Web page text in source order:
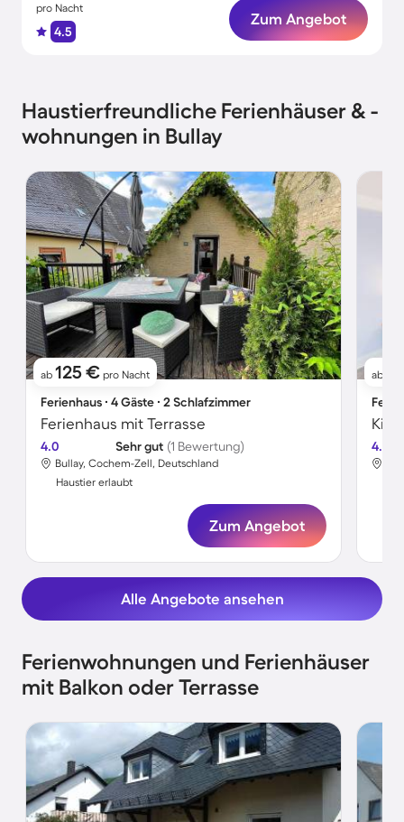
pro Nacht
4.5
Zum Angebot
Haustierfreundliche Ferienhäuser & -
wohnungen in Bullay
ab 125 € pro Nacht
Ferienhaus ∙ 4 Gäste ∙ 2 Schlafzimmer
Ferienhaus mit Terrasse
4.0 Sehr gut (1 Bewertung)
Bullay, Cochem-Zell, Deutschland
Haustier erlaubt
Zum Angebot
ab
4.7
Alle Angebote ansehen
Ferienwohnungen und Ferienhäuser
mit Balkon oder Terrasse